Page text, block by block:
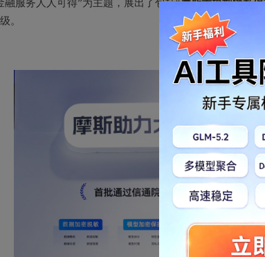
融服务人人可得”为主题，展出了包括“
。